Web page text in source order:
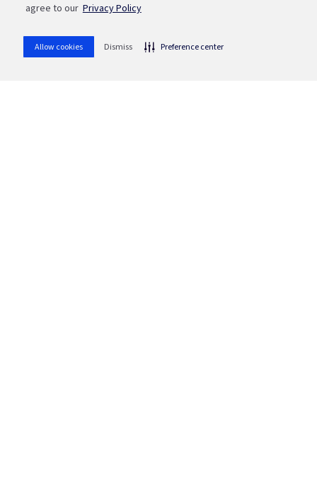
agree to our Privacy Policy
Allow cookies Dismiss Preference center
Fale com a Bah
WhatsApp
whatsapp(51) 3215 1800